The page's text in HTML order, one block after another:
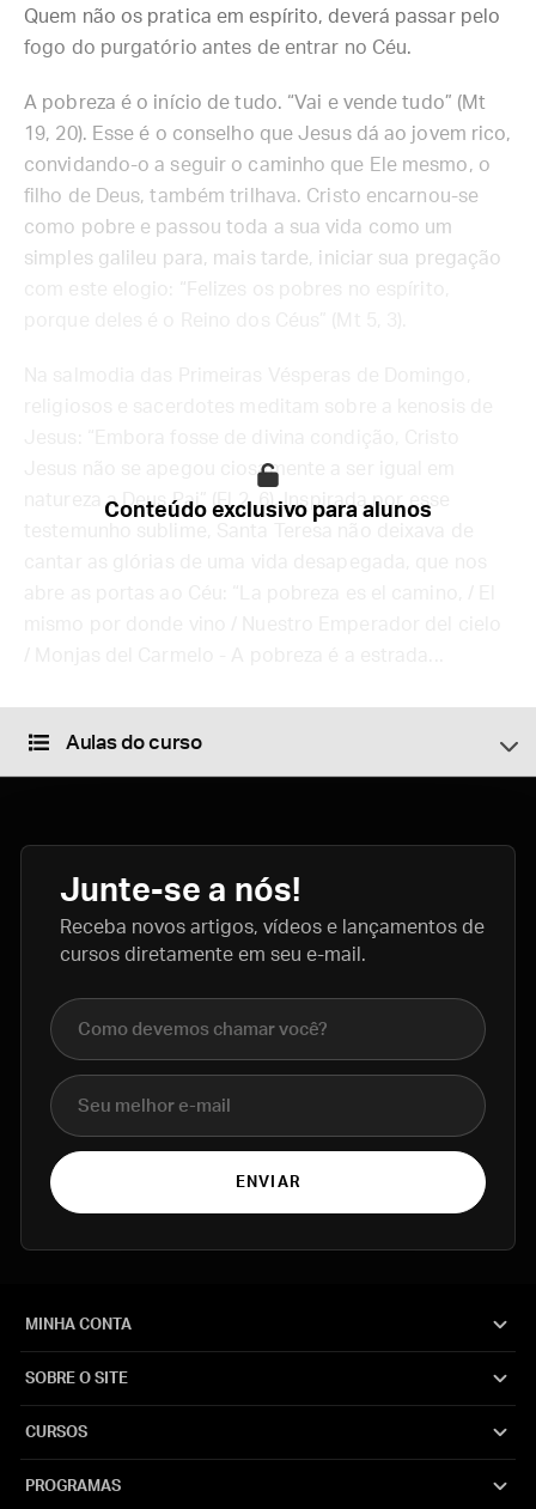
Quem não os pratica em espírito, deverá passar pelo
fogo do purgatório antes de entrar no Céu.
A pobreza é o início de tudo. “Vai e vende tudo” (Mt
19, 20). Esse é o conselho que Jesus dá ao jovem rico,
convidando-o a seguir o caminho que Ele mesmo, o
filho de Deus, também trilhava. Cristo encarnou-se
como pobre e passou toda a sua vida como um
simples galileu para, mais tarde, iniciar sua pregação
com este elogio: “Felizes os pobres no espírito,
Jesus não se apegou ciosamente a ser igual em
natureza a Deus Pai” (Fl 2, 6). Inspirada por esse
Conteúdo exclusivo para alunos
Aulas do curso
Junte-se a nós!
Receba novos artigos, vídeos e lançamentos de
cursos diretamente em seu e-mail.
Nome completo
E-mail
ENVIAR
MINHA CONTA
SOBRE O SITE
CURSOS
PROGRAMAS